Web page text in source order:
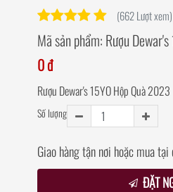
(662 Lượt xem)
Mã sản phẩm: Rượu
0 đ
Rượu Dewar's 15YO Hộp Quà 2023
Số lượng
Giao hàng tận nơi hoặc mua tại
ĐẶT